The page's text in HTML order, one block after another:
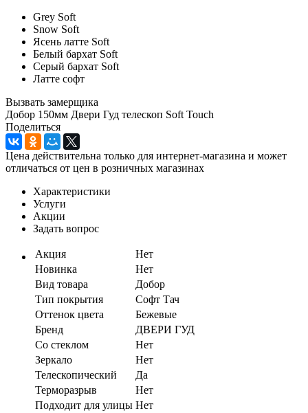
Grey Soft
Snow Soft
Ясень латте Soft
Белый бархат Soft
Серый бархат Soft
Латте софт
Вызвать замерщика
Добор 150мм Двери Гуд телескоп Soft Touch
Поделиться
Цена действительна только для интернет-магазина и может
отличаться от цен в розничных магазинах
Характеристики
Услуги
Акции
Задать вопрос
Акция
Нет
Новинка
Нет
Вид товара
Добор
Тип покрытия
Софт Тач
Оттенок цвета
Бежевые
Бренд
ДВЕРИ ГУД
Со стеклом
Нет
Зеркало
Нет
Телескопический
Да
Терморазрыв
Нет
Подходит для улицы Нет